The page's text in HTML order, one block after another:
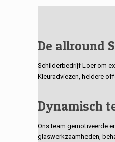
De allround
Schilderbedrijf Loer om
Kleuradviezen, heldere
Dynamisch
Ons team gemotiveerde
glaswerkzaamheden,